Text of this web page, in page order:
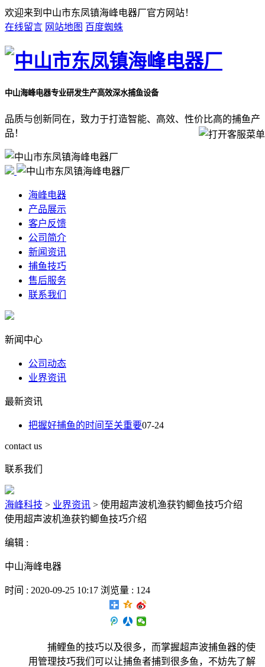
欢迎来到中山市东凤镇海峰电器厂官方网站！
在线留言 网站地图 百度蜘蛛
中山海峰电器专业研发生产高效深水捕鱼设备
品质与创新同在，致力于打造智能、高效、性价比高的捕鱼产
品！
海峰电器
产品展示
客户反馈
公司简介
新闻资讯
捕鱼技巧
售后服务
联系我们
新闻中心
公司动态
业界资讯
最新资讯
把握好捕鱼的时间至关重要07-24
contact us
联系我们
海峰科技 > 业界资讯 > 使用超声波机渔获钓鲫鱼技巧介绍
使用超声波机渔获钓鲫鱼技巧介绍
编辑 :
中山海峰电器
时间 : 2020-09-25 10:17 浏览量 : 124
捕鲤鱼的技巧以及很多，而掌握超声波捕鱼器的使
用管理技巧我们可以让捕鱼者捕到很多鱼，不妨先了解